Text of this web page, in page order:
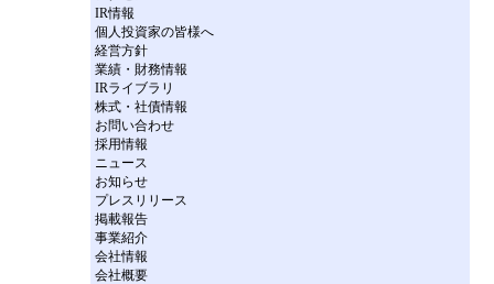
IR情報
個人投資家の皆様へ
経営方針
業績・財務情報
IRライブラリ
株式・社債情報
お問い合わせ
採用情報
ニュース
お知らせ
プレスリリース
掲載報告
事業紹介
会社情報
会社概要